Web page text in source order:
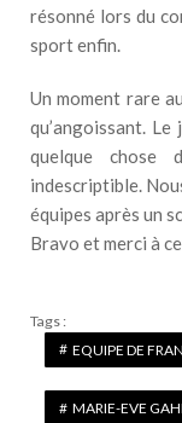
résonné lors du
sport enfin.
Un moment rare
qu’angoissant.
quelque chose
indescriptible.
équipes après un
Bravo et merci à
Tags :
EQUIPE DE
MARIE-EVE